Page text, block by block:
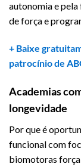
autonomia e
de força e
+ Baixe
patrocínio de
Academias
longevidade
Por que é
funcional com
biomotoras